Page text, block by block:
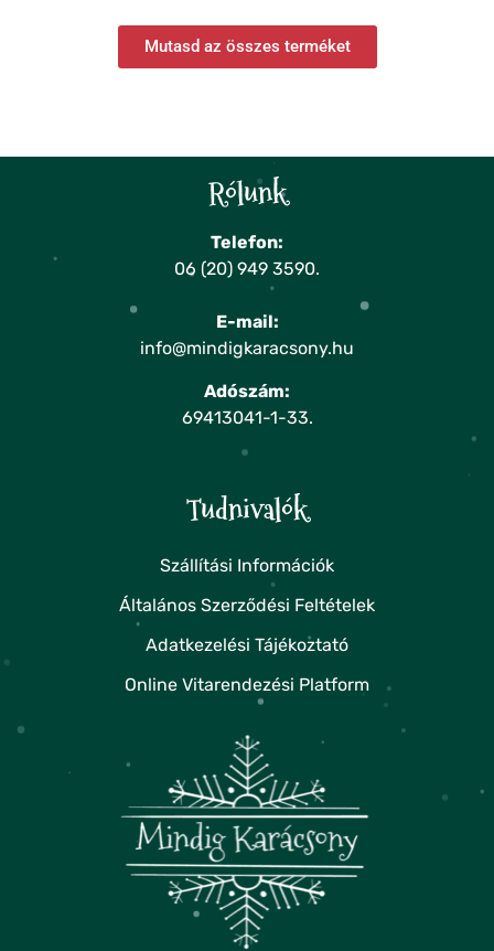
Mutasd az összes terméket
Rólunk
Telefon:
06 (20) 949 3590.
E-mail:
info@mindigkaracsony.hu
Adószám:
69413041-1-33.
Tudnivalók
Szállítási Információk
Általános Szerződési Feltételek
Adatkezelési Tájékoztató
Online Vitarendezési Platform